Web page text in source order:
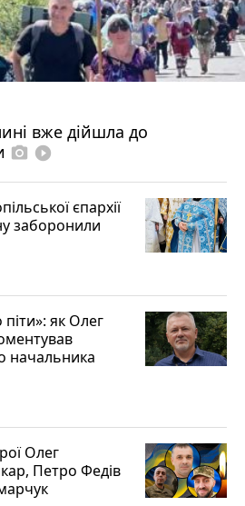
вже дійшла до
photo_camera play_circle_filled
єпархії
заборонили
як Олег
начальника
Олег
Петро Федів